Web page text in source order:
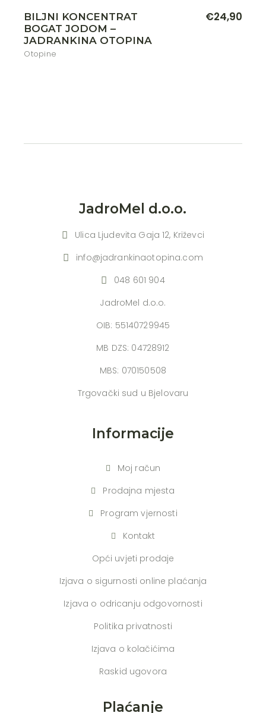
BILJNI KONCENTRAT
BOGAT JODOM –
JADRANKINA OTOPINA
Otopine
€24,90
JadroMel d.o.o.
Ulica Ljudevita Gaja 12, Križevci
info@jadrankinaotopina.com
048 601 904
JadroMel d.o.o.
OIB: 55140729945
MB DZS: 04728912
MBS: 070150508
Trgovački sud u Bjelovaru
Informacije
Moj račun
Prodajna mjesta
Program vjernosti
Kontakt
Opći uvjeti prodaje
Izjava o sigurnosti online plaćanja
Izjava o odricanju odgovornosti
Politika privatnosti
Izjava o kolačićima
Raskid ugovora
Plaćanje